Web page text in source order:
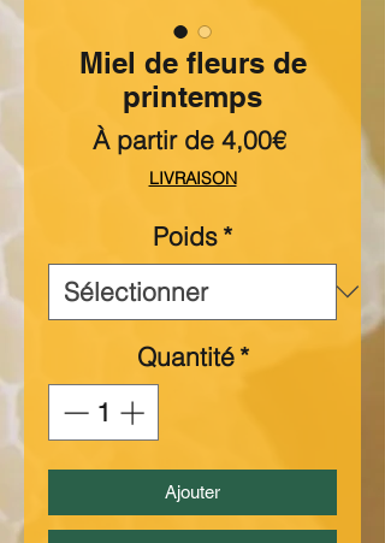
Miel de fleurs de
printemps
À partir de 4,00€Prix
LIVRAISON
Poids*
Quantité *
Ajouter